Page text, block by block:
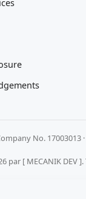
No. 17003013
par [ MECANIK DEV